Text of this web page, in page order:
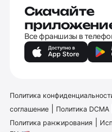
Скачайте
Все франшизы в
Политика
соглашение
Политика DCMA
Политика ранжирования